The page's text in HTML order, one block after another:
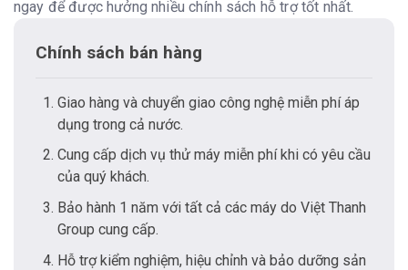
ngay để được hưởng nhiều chính sách hỗ trợ tốt nhất.
Chính sách bán hàng
Giao hàng và chuyển giao công nghệ miễn phí áp
dụng trong cả nước.
Cung cấp dịch vụ thử máy miễn phí khi có yêu cầu
của quý khách.
Bảo hành 1 năm với tất cả các máy do Việt Thanh
Group cung cấp.
Hỗ trợ kiểm nghiệm, hiệu chỉnh và bảo dưỡng sản